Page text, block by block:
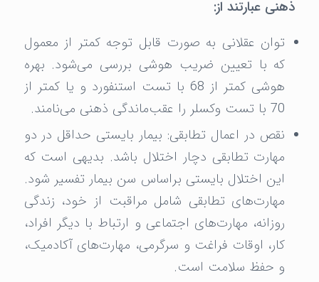
ذهنی عبارتند از:
توان عقلانی به صورت قابل توجه کمتر از معمول
که با تعیین ضریب هوشی بررسی می‌شود. بهره
هوشی کمتر از 68 با تست استنفورد و یا کمتر از
70 با تست وکسلر را عقب‌ماندگی ذهنی می‌نامند.
نقص در اعمال تطابقی: بیمار بایستی حداقل در دو
مهارت تطابقی دچار اختلال باشد. بدیهی است که
این اختلال بایستی براساس سن بیمار تفسیر شود.
مهارت‌های تطابقی شامل مراقبت از خود، زندگی
روزانه، مهارت‌های اجتماعی و ارتباط با دیگر افراد،
کار، اوقات فراغت و سرگرمی، مهارت‌های آکادمیک،
و حفظ سلامت است.